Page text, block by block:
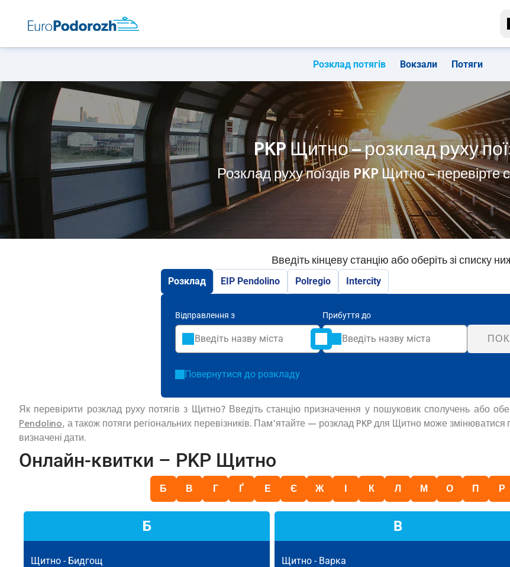
Розклад потягів Вокзали Потяги
PKP Щитно – розклад руху
Розклад руху поїздів PKP Щитно – перевірте
Введіть кінцеву станцію або оберіть зі списку
Розклад EIP Pendolino Polregio Intercity
Відправлення з Прибуття до
Повернутися до розкладу
Як перевірити розклад руху потягів з Щитно? Введіть станцію призначення у пошуковик сполучень або
Pendolino, а також потяги регіональних перевізників. Пам'ятайте — розклад PKP для Щитно може
визначені дати.
Онлайн-квитки – PKP Щитно
Б В Г Ґ Е Є Ж К Л М О П Р
Б
Щитно - Бидгощ
В
Щитно - Варка